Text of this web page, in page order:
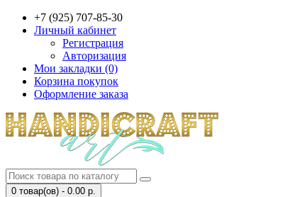
+7 (925) 707-85-30
Личный кабинет
Регистрация
Авторизация
Мои закладки (0)
Корзина покупок
Оформление заказа
0 товар(ов) - 0.00 р.